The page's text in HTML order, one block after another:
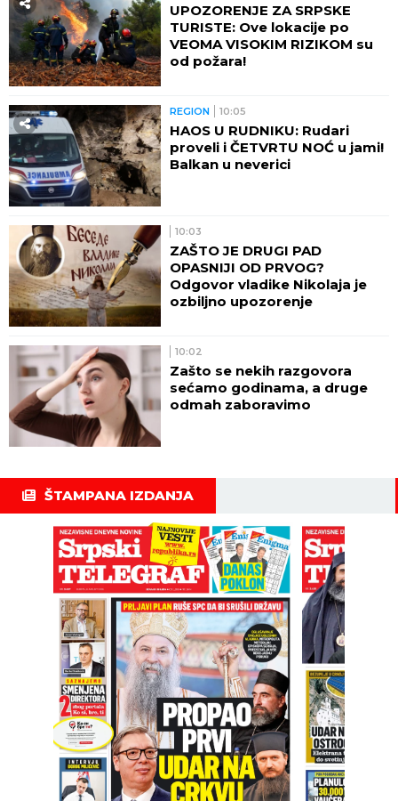
UPOZORENJE ZA SRPSKE
TURISTE: Ove lokacije po
VEOMA VISOKIM RIZIKOM su
od požara!
REGION 10:05
HAOS U RUDNIKU: Rudari
proveli i ČETVRTU NOĆ u jami!
Balkan u neverici
10:03
ZAŠTO JE DRUGI PAD
OPASNIJI OD PRVOG?
Odgovor vladike Nikolaja je
ozbiljno upozorenje
10:02
Zašto se nekih razgovora
sećamo godinama, a druge
odmah zaboravimo
ŠTAMPANA IZDANJA